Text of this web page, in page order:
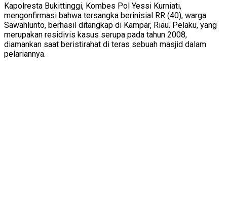
Kapolresta Bukittinggi, Kombes Pol Yessi Kurniati,
mengonfirmasi bahwa tersangka berinisial RR (40), warga
Sawahlunto, berhasil ditangkap di Kampar, Riau. Pelaku, yang
merupakan residivis kasus serupa pada tahun 2008,
diamankan saat beristirahat di teras sebuah masjid dalam
pelariannya.